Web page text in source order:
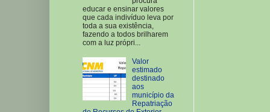
educar e ensinar valores
que cada indivíduo leva por
toda a sua existência,
fazendo a todos brilharem
com a luz própri...
Valor
estimado
destinado
aos
município da
Repatriação